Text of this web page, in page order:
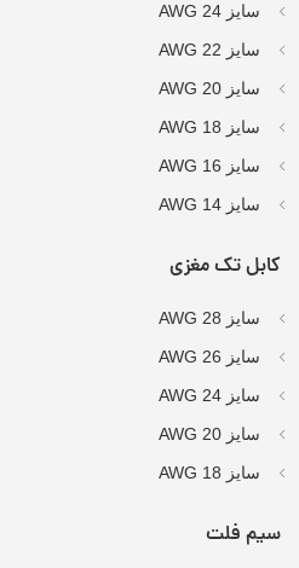
سایز AWG 24
سایز AWG 22
سایز AWG 20
سایز AWG 18
سایز AWG 16
سایز AWG 14
کابل تک مغزی
سایز AWG 28
سایز AWG 26
سایز AWG 24
سایز AWG 20
سایز AWG 18
سیم فلت